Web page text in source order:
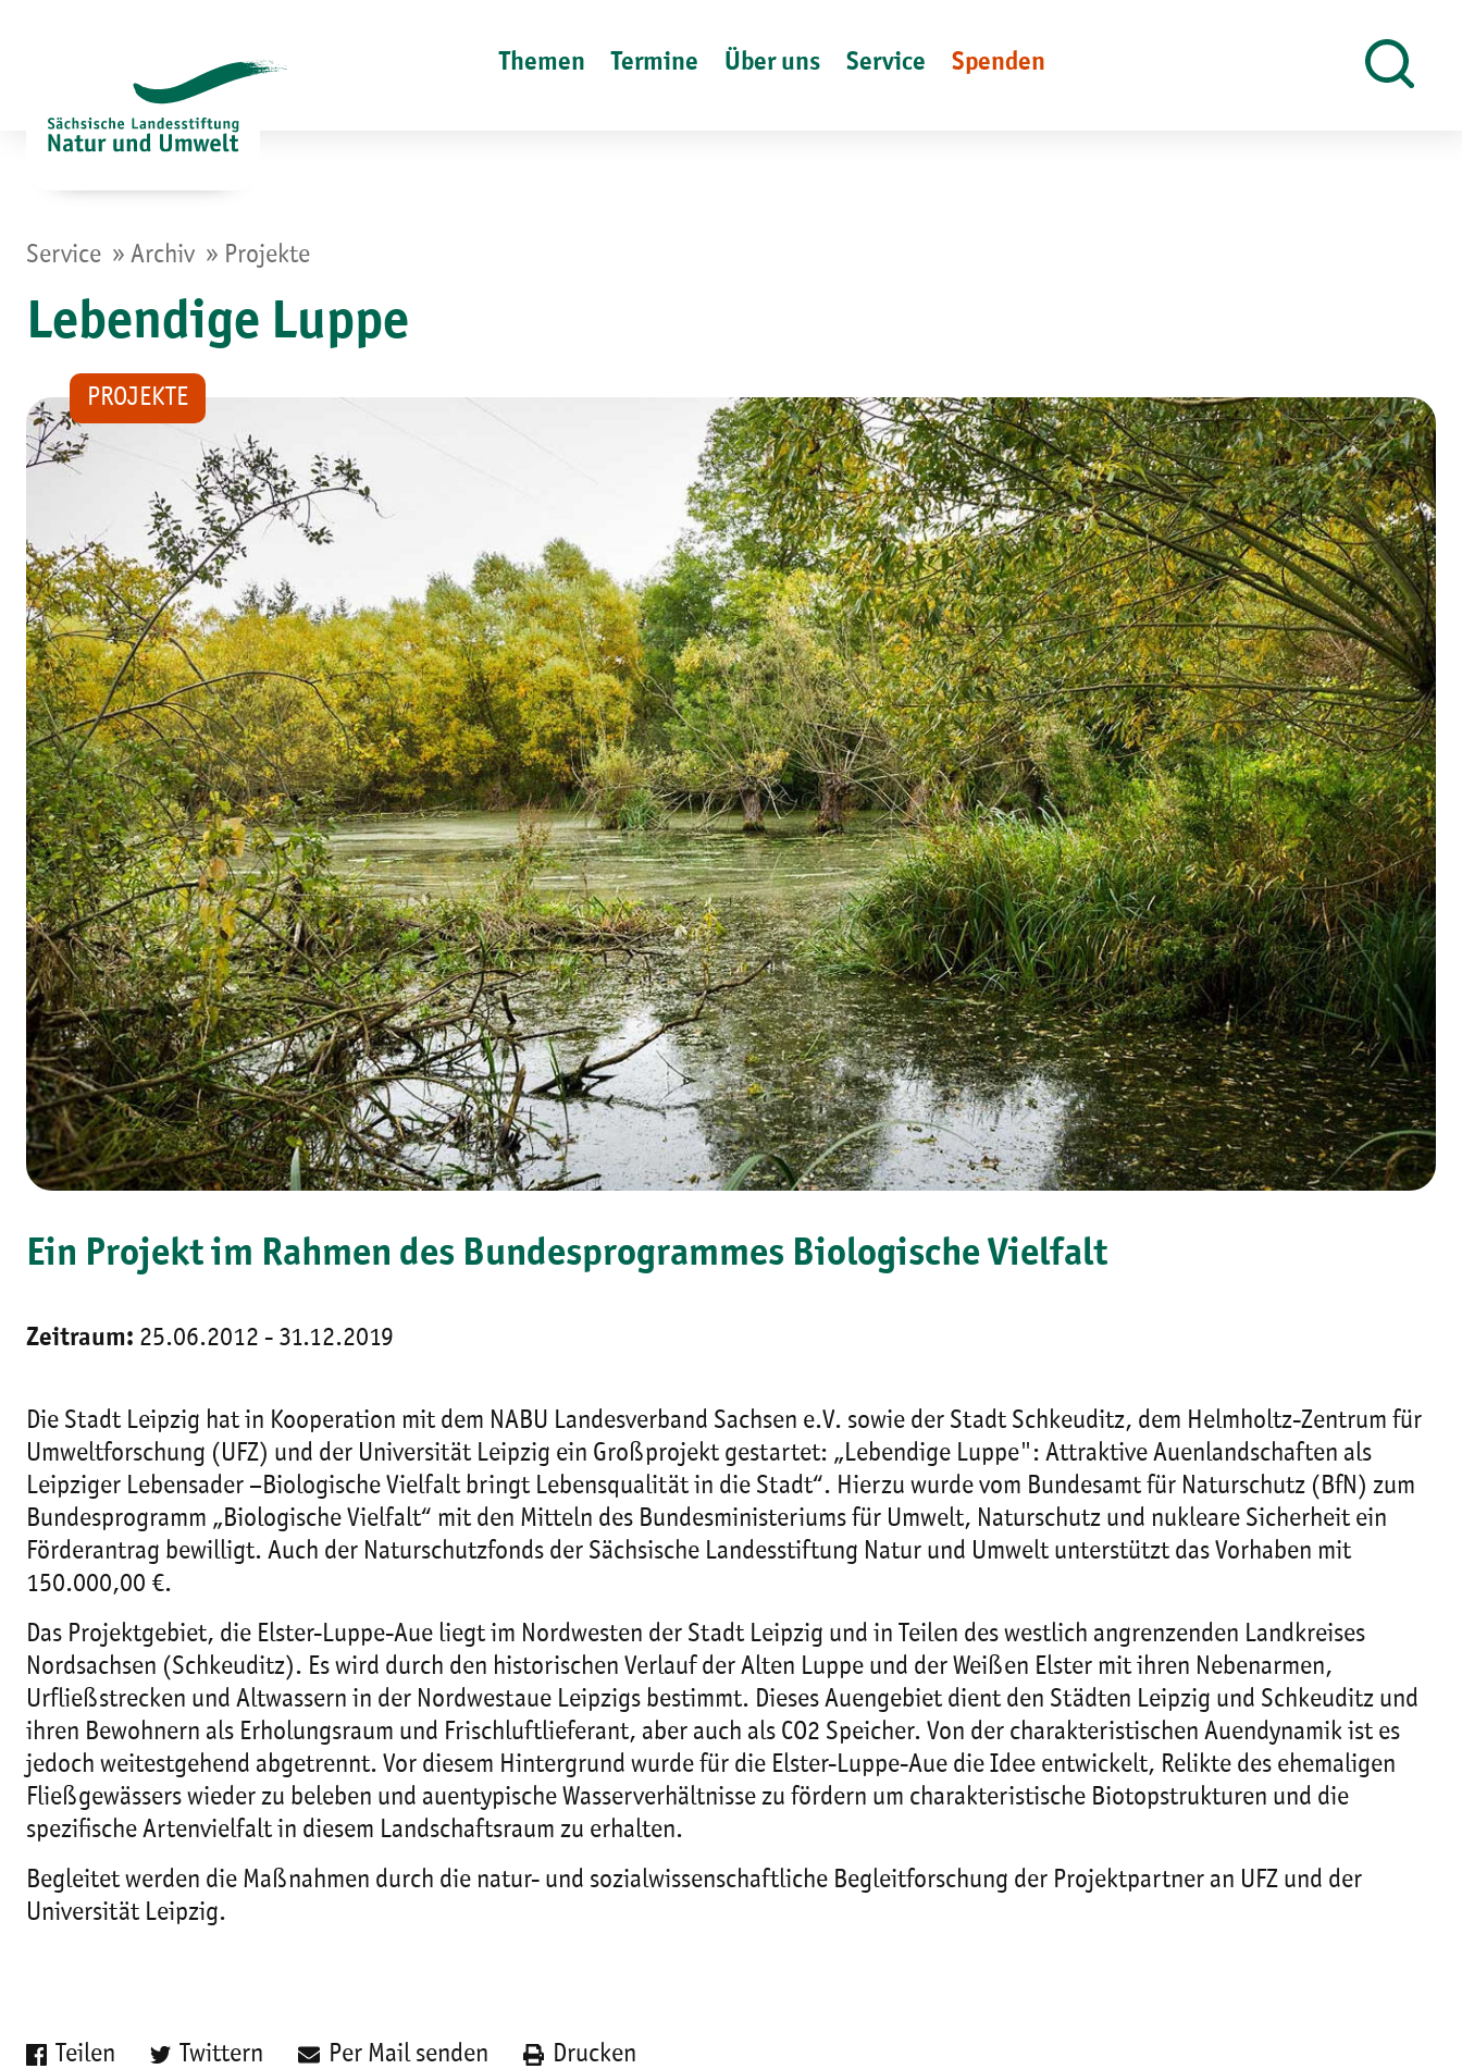
Themen Termine Über uns Service Spenden
Service » Archiv » Projekte
Lebendige Luppe
PROJEKTE
Ein Projekt im Rahmen des Bundesprogrammes Biologische Vielfalt
Zeitraum: 25.06.2012 - 31.12.2019
Die Stadt Leipzig hat in Kooperation mit dem NABU Landesverband Sachsen e.V. sowie der Stadt Schkeuditz, dem Helmholtz-Zentrum für
Umweltforschung (UFZ) und der Universität Leipzig ein Großprojekt gestartet: „Lebendige Luppe": Attraktive Auenlandschaften als
Leipziger Lebensader –Biologische Vielfalt bringt Lebensqualität in die Stadt“. Hierzu wurde vom Bundesamt für Naturschutz (BfN) zum
Bundesprogramm „Biologische Vielfalt“ mit den Mitteln des Bundesministeriums für Umwelt, Naturschutz und nukleare Sicherheit ein
Förderantrag bewilligt. Auch der Naturschutzfonds der Sächsische Landesstiftung Natur und Umwelt unterstützt das Vorhaben mit
150.000,00 €.
Das Projektgebiet, die Elster-Luppe-Aue liegt im Nordwesten der Stadt Leipzig und in Teilen des westlich angrenzenden Landkreises
Nordsachsen (Schkeuditz). Es wird durch den historischen Verlauf der Alten Luppe und der Weißen Elster mit ihren Nebenarmen,
Urfließstrecken und Altwassern in der Nordwestaue Leipzigs bestimmt. Dieses Auengebiet dient den Städten Leipzig und Schkeuditz und
ihren Bewohnern als Erholungsraum und Frischluftlieferant, aber auch als CO2 Speicher. Von der charakteristischen Auendynamik ist es
jedoch weitestgehend abgetrennt. Vor diesem Hintergrund wurde für die Elster-Luppe-Aue die Idee entwickelt, Relikte des ehemaligen
Fließgewässers wieder zu beleben und auentypische Wasserverhältnisse zu fördern um charakteristische Biotopstrukturen und die
spezifische Artenvielfalt in diesem Landschaftsraum zu erhalten.
Begleitet werden die Maßnahmen durch die natur- und sozialwissenschaftliche Begleitforschung der Projektpartner an UFZ und der
Universität Leipzig.
Teilen Twittern Per Mail senden Drucken